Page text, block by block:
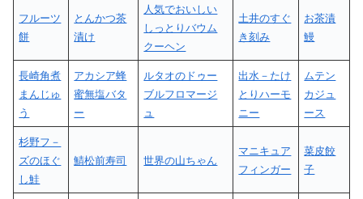
フルーツ
餅
とんかつ茶
漬け
人気でおいしい
しっとりバウム
クーヘン
土井のすぐ
き刻み
お茶漬
鰻
長崎角煮
まんじゅ
う
アカシア蜂
蜜無塩バタ
ー
ルタオのドゥー
ブルフロマージ
ュ
出水－たけ
とりハーモ
ニー
ムテン
カジュ
ース
杉野フ－
ズのほぐ
し鮭
鯖松前寿司 世界の山ちゃん
マニキュア
フィンガー
菜皮餃
子